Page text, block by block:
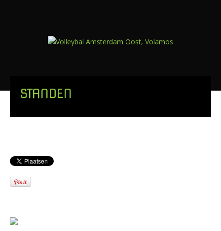
STANDEN